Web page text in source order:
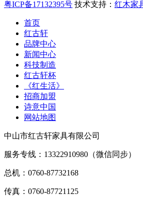
粤ICP备17132395号 技术支持： 红木家
首页
红古轩
品牌中心
新闻中心
科技制造
红古轩杯
《红生活》
招商加盟
诗意中国
网站地图
中山市红古轩家具有限公司
服务专线：13322910980（微信同步）
总机：0760-87732168
传真：0760-87721125